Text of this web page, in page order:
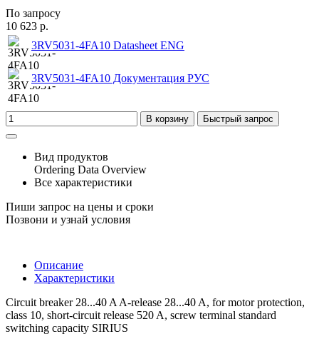
По запросу
10 623 р.
3RV5031-4FA10 Datasheet ENG
3RV5031-4FA10 Документация РУС
В корзину Быстрый запрос
Вид продуктов
Ordering Data Overview
Все характеристики
Пиши запрос на цены и сроки
Позвони и узнай условия
Описание
Характеристики
Circuit breaker 28...40 A A-release 28...40 A, for motor protection,
class 10, short-circuit release 520 A, screw terminal standard
switching capacity SIRIUS